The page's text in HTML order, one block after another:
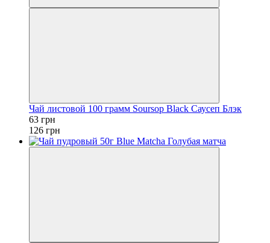
Чай листовой 100 грамм Soursop Black Саусеп Блэк
63 грн
126 грн